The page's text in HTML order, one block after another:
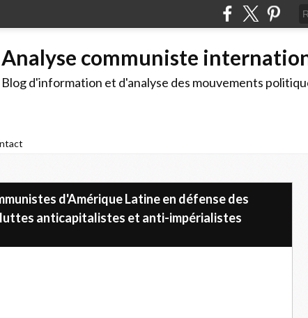
Analyse communiste
Blog d'information et d'analyse des mouvements
d'Amérique Latine en défense des
anticapitalistes et anti-impérialistes